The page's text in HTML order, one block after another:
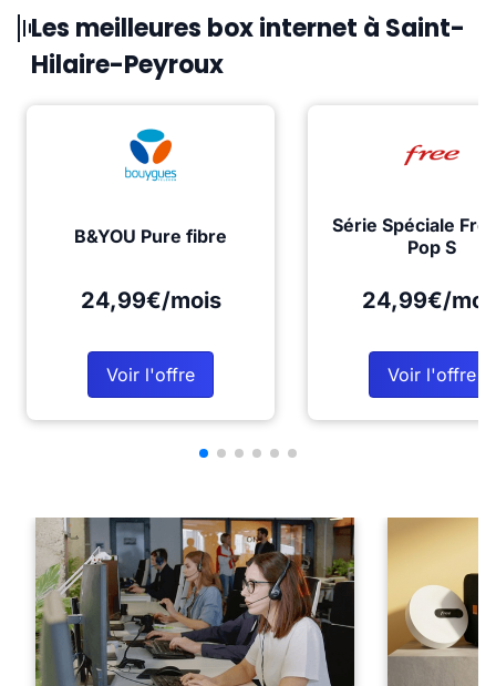
Les meilleures box internet à Saint-
Hilaire-Peyroux
B&YOU Pure fibre
24,99€/mois
Voir l'offre
Série Spéciale
Pop S
24,99€/
Voir l'offre